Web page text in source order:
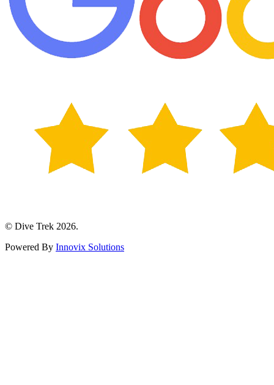
© Dive Trek 2026.
Powered By Innovix Solutions